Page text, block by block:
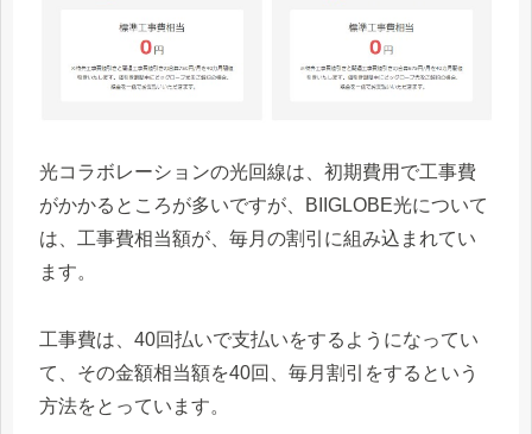
光コラボレーションの光回線は、初期費用で工事費
がかかるところが多いですが、BIIGLOBE光について
は、工事費相当額が、毎月の割引に組み込まれてい
ます。
工事費は、40回払いで支払いをするようになってい
て、その金額相当額を40回、毎月割引をするという
方法をとっています。